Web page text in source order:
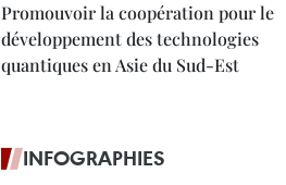
Promouvoir la coopération pour le
développement des technologies
quantiques en Asie du Sud-Est
INFOGRAPHIES